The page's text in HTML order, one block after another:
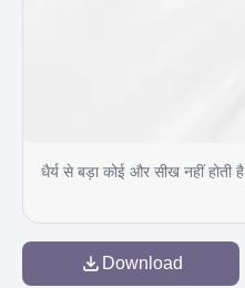
धैर्य से बड़ा कोई और सीख नहीं होती है
Download